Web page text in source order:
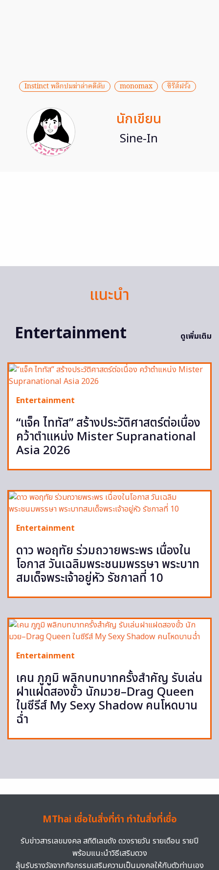
Instinct พลิกปมฆ่าล่าคดีลับ monomax ซีรีส์ฝรั่ง
นักเขียน
Sine-In
แนะนำ
Entertainment
ดูเพิ่มเติม
Entertainment
“แจ็ค ไททัส” สร้างประวัติศาสตร์ต่อเนื่อง
คว้าตำแหน่ง Mister Supranational
Asia 2026
Entertainment
ดาว พอฤทัย ร่วมถวายพระพร เนื่องใน
โอกาส วันเฉลิมพระชนมพรรษา พระบาท
สมเด็จพระเจ้าอยู่หัว รัชกาลที่ 10
Entertainment
เคน ภูภูมิ พลิกบทบาทครั้งสำคัญ รับเล่น
ฝาแฝดสองขั้ว นักมวย–Drag Queen
ในซีรีส์ My Sexy Shadow คนโหดบาน
ฉ่ำ
MThai เชื่อในสิ่งที่ทำ ทำในสิ่งที่เชื่อ
รับข่าวสารเลขมงคล สถิติเลขดัง ดวงรายวัน รายเดือน รายปี
พร้อมแนะนำวิธีเสริมดวง
ลุ้นรับรางวัลจากกิจกรรมเสริมความเป็นมงคลให้กับตัวท่านเอง